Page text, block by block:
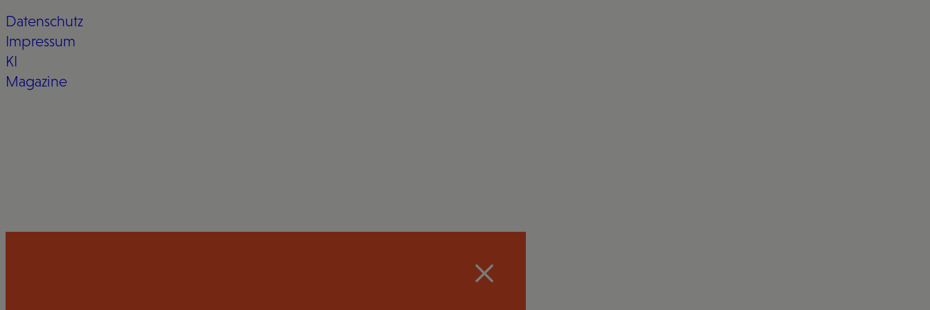
Datenschutz
Impressum
KI
Magazine